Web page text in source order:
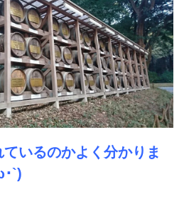
いるのかよく分かりま
･`)